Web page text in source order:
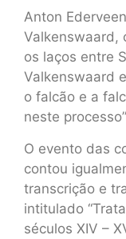
Anton
Valkenswaard,
os laços entre
Valkenswaard
o falcão e a
neste
O evento das
contou
transcrição e
intitulado
séculos XIV –